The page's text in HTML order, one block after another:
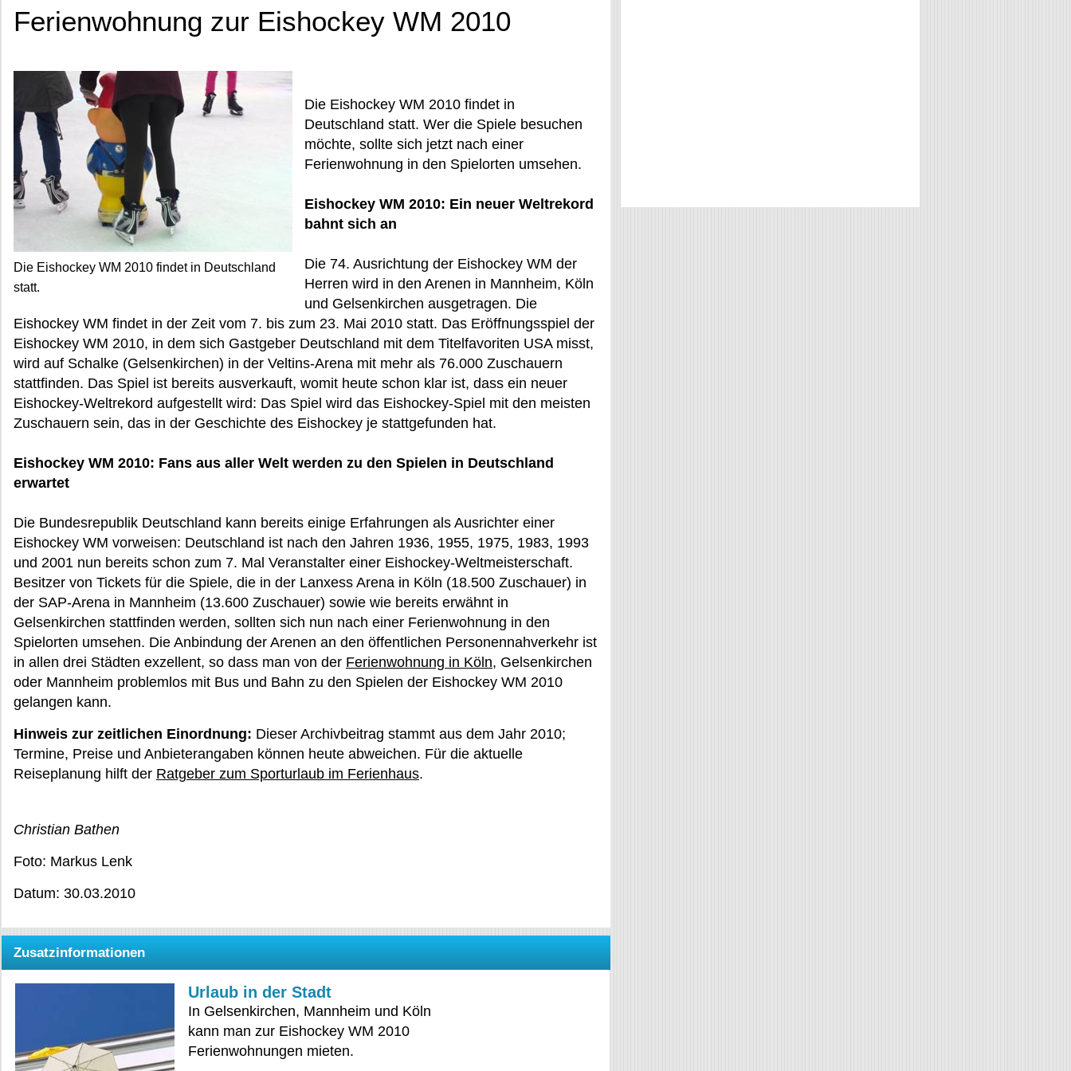
Ferienwohnung zur Eishockey WM 2010
Die Eishockey WM 2010 findet in Deutschland
statt.
Die Eishockey WM 2010 findet in
Deutschland statt. Wer die Spiele besuchen
möchte, sollte sich jetzt nach einer
Ferienwohnung in den Spielorten umsehen.
Eishockey WM 2010: Ein neuer Weltrekord
bahnt sich an
Die 74. Ausrichtung der Eishockey WM der
Herren wird in den Arenen in Mannheim, Köln
und Gelsenkirchen ausgetragen. Die
Eishockey WM findet in der Zeit vom 7. bis zum 23. Mai 2010 statt. Das Eröffnungsspiel der
Eishockey WM 2010, in dem sich Gastgeber Deutschland mit dem Titelfavoriten USA misst,
wird auf Schalke (Gelsenkirchen) in der Veltins-Arena mit mehr als 76.000 Zuschauern
stattfinden. Das Spiel ist bereits ausverkauft, womit heute schon klar ist, dass ein neuer
Eishockey-Weltrekord aufgestellt wird: Das Spiel wird das Eishockey-Spiel mit den meisten
Zuschauern sein, das in der Geschichte des Eishockey je stattgefunden hat.
Eishockey WM 2010: Fans aus aller Welt werden zu den Spielen in Deutschland
erwartet
Die Bundesrepublik Deutschland kann bereits einige Erfahrungen als Ausrichter einer
Eishockey WM vorweisen: Deutschland ist nach den Jahren 1936, 1955, 1975, 1983, 1993
und 2001 nun bereits schon zum 7. Mal Veranstalter einer Eishockey-Weltmeisterschaft.
Besitzer von Tickets für die Spiele, die in der Lanxess Arena in Köln (18.500 Zuschauer) in
der SAP-Arena in Mannheim (13.600 Zuschauer) sowie wie bereits erwähnt in
Gelsenkirchen stattfinden werden, sollten sich nun nach einer Ferienwohnung in den
Spielorten umsehen. Die Anbindung der Arenen an den öffentlichen Personennahverkehr ist
in allen drei Städten exzellent, so dass man von der Ferienwohnung in Köln, Gelsenkirchen
oder Mannheim problemlos mit Bus und Bahn zu den Spielen der Eishockey WM 2010
gelangen kann.
Hinweis zur zeitlichen Einordnung: Dieser Archivbeitrag stammt aus dem Jahr 2010;
Termine, Preise und Anbieterangaben können heute abweichen. Für die aktuelle
Reiseplanung hilft der Ratgeber zum Sporturlaub im Ferienhaus.
Christian Bathen
Foto: Markus Lenk
Datum: 30.03.2010
Zusatzinformationen
Urlaub in der Stadt
In Gelsenkirchen, Mannheim und Köln
kann man zur Eishockey WM 2010
Ferienwohnungen mieten.